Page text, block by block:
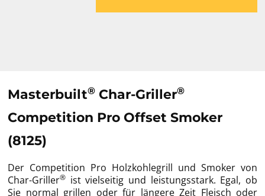
Masterbuilt® Char-Griller®
Competition Pro Offset Smoker
(8125)
Der Competition Pro Holzkohlegrill und Smoker von
Char-Griller® ist vielseitig und leistungsstark. Egal, ob
Sie normal grillen oder für längere Zeit Fleisch oder